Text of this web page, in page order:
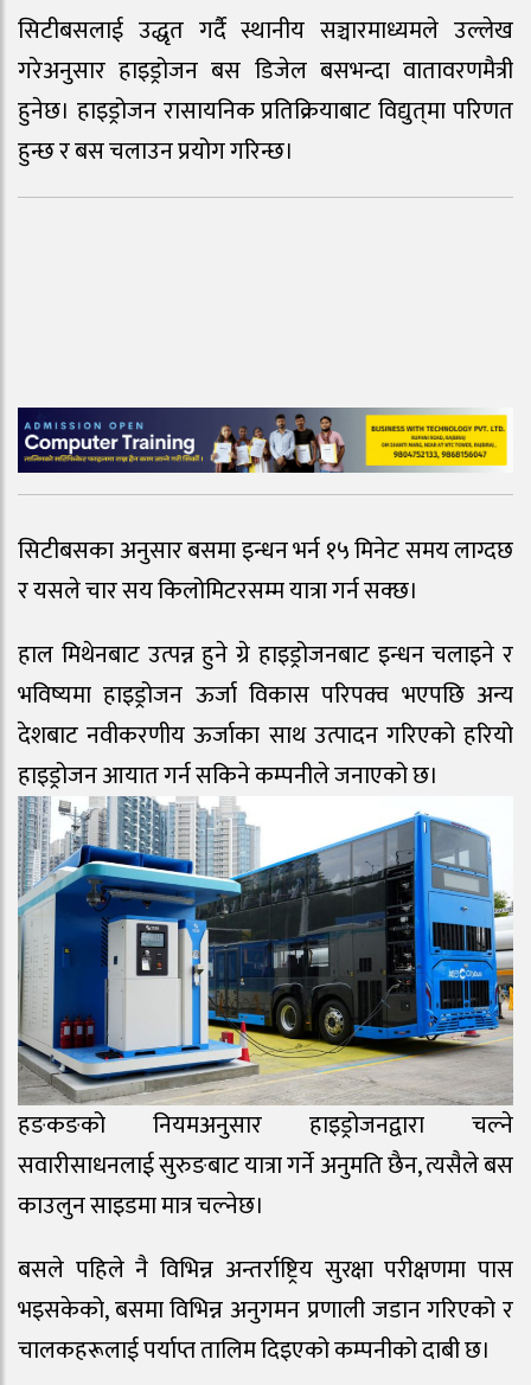
सिटीबसलाई उद्धृत गर्दै स्थानीय सञ्चारमाध्यमले उल्लेख
गरेअनुसार हाइड्रोजन बस डिजेल बसभन्दा वातावरणमैत्री
हुनेछ। हाइड्रोजन रासायनिक प्रतिक्रियाबाट विद्युत्‌मा परिणत
हुन्छ र बस चलाउन प्रयोग गरिन्छ।
सिटीबसका अनुसार बसमा इन्धन भर्न १५ मिनेट समय लाग्दछ
र यसले चार सय किलोमिटरसम्म यात्रा गर्न सक्छ।
हाल मिथेनबाट उत्पन्न हुने ग्रे हाइड्रोजनबाट इन्धन चलाइने र
भविष्यमा हाइड्रोजन ऊर्जा विकास परिपक्व भएपछि अन्य
देशबाट नवीकरणीय ऊर्जाका साथ उत्पादन गरिएको हरियो
हाइड्रोजन आयात गर्न सकिने कम्पनीले जनाएको छ।
हङकङको नियमअनुसार हाइड्रोजनद्वारा चल्ने
सवारीसाधनलाई सुरुङबाट यात्रा गर्ने अनुमति छैन, त्यसैले बस
काउलुन साइडमा मात्र चल्नेछ।
बसले पहिले नै विभिन्न अन्तर्राष्ट्रिय सुरक्षा परीक्षणमा पास
भइसकेको, बसमा विभिन्न अनुगमन प्रणाली जडान गरिएको र
चालकहरूलाई पर्याप्त तालिम दिइएको कम्पनीको दाबी छ।